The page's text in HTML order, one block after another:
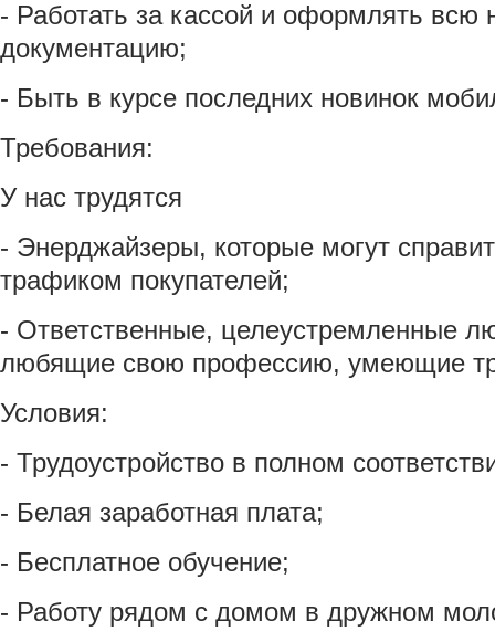
- Работать за кассой и оформлять всю
документацию;
- Быть в курсе последних новинок
Требования:
У нас трудятся
- Энерджайзеры, которые могут
трафиком покупателей;
- Ответственные, целеустремленные
любящие свою профессию, умеющие
Условия:
- Трудоустройство в полном
- Белая заработная плата;
- Бесплатное обучение;
- Работу рядом с домом в дружном